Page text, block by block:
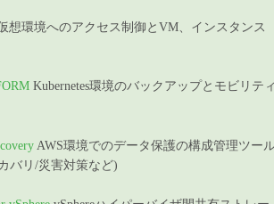
想環境へのアクセス制御とVM、インスタンス
Kubernetes環境のバックアップとモビリテ
AWS環境でのデータ保護の構成管理ツー
バリ/災害対策など)